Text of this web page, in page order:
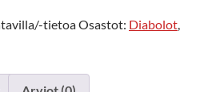
tietoaOsastot: Diabolot,